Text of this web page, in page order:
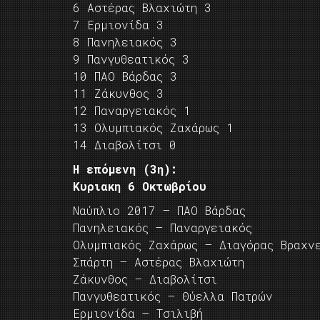
6 Αστέρας Βλαχιώτη 3
7 Ερμιονίδα 3
8 Πανηλειακός 3
9 Πανγυθεατικός 3
10 ΠΑΟ Βάρδας 3
11 Ζάκυνθος 3
12 Παναργειακός 1
13 Ολυμπιακός Ζαχάρως 1
14 Διαβολίτσι 0
Η επόμενη (3η):
Κυριακη 6 Οκτωβρίου
Ναύπλιο 2017 – ΠΑΟ Βάρδας
Πανηλειακός – Παναργειακός
Ολυμπιακός Ζαχάρως – Διαγόρας
Σπάρτη – Αστέρας Βλαχιώτη
Ζάκυνθος – Διαβολίτσι
Πανγυθεατικός – Θύελλα Πατρών
Ερμιονίδα – Τσιλιβή